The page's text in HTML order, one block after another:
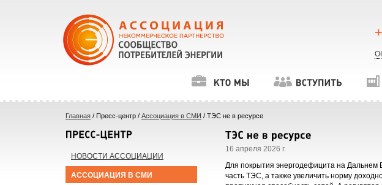
Главная / Пресс-центр / Ассоциация в СМИ / ТЭС не в ресурсе
16 апреля 2026 г.
Для покрытия энергодефицита на Дальнем
часть ТЭС, а также увеличить норму
НОВОСТИ АССОЦИАЦИИ
АССОЦИАЦИЯ В СМИ